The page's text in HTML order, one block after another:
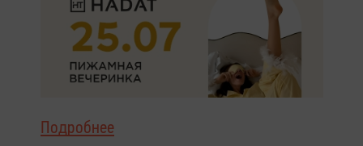
Подробнее